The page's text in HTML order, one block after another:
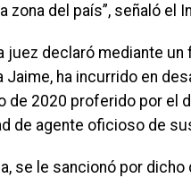
zona del país”, señaló el
juez declaró mediante
Jaime, ha incurrido en
de 2020 proferido por el
de agente oficioso de
se le sancionó por